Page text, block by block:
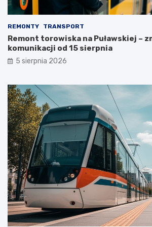
REMONTY TRANSPORT
Remont torowiska na Puławskiej –
komunikacji od 15 sierpnia
5 sierpnia 2026